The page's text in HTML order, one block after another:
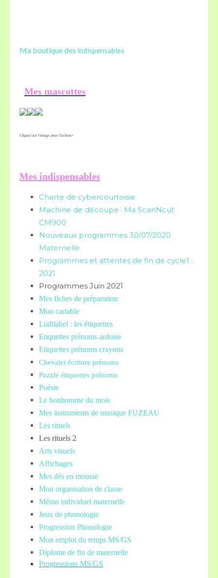
Ma boutique des indispensables
Mes mascottes
Cliquez sur l'image pour l'acheter
Mes indispensables
Charte de cybercourtoisie
Machine de découpe : Ma ScanNcut
CM900
Nouveaux programmes 30/07/2020
Maternelle
Programmes et attentes de fin de cycle1 :
2021
Programmes Juin 2021
Mes fiches de préparation
Mon cartable
Ludilabel : les étiquettes
Etiquettes prénoms ardoise
Etiquettes prénoms crayons
Chevalet écriture prénoms
Puzzle étiquettes prénoms
Poésie
Le bonhomme du mois
Mes instruments de musique FUZEAU
Les rituels
Les rituels 2
Arts visuels
Affichages
Mes dés en mousse
Mon organisation de classe
Mémo individuel maternelle
Jeux de phonologie
Progression Phonologie
Mon emploi du temps MS/GS
Diplome de fin de maternelle
Progressions MS/GS